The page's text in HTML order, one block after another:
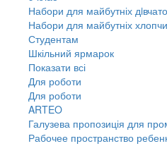
Набори для майбутніх
Набори для майбутніх
Студентам
Шкільний ярмарок
Показати всі
Для роботи
Для роботи
ARTEO
Галузева пропозиція для
Рабочее пространство